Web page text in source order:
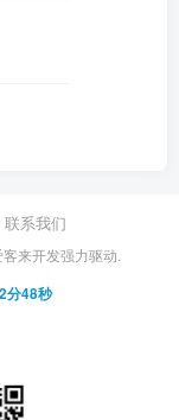
联系我们
客来开发强力驱动.
分48秒